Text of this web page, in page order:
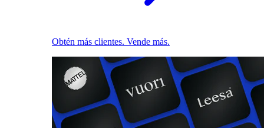
Obtén más clientes. Vende más.